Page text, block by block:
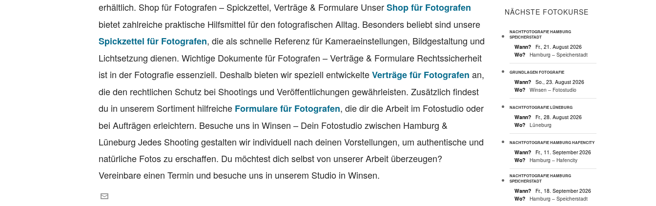
erhältlich. Shop für Fotografen – Spickzettel, Verträge & Formulare UnserShop für Fotografen
bietet zahlreiche praktische Hilfsmittel für den fotografischen Alltag. Besonders beliebt sind unsere
Spickzettel für Fotografen, die als schnelle Referenz für Kameraeinstellungen, Bildgestaltung und
Lichtsetzung dienen. Wichtige Dokumente für Fotografen – Verträge & Formulare Rechtssicherheit
ist in der Fotografie essenziell. Deshalb bieten wir speziell entwickelteVerträge für Fotografen an,
die den rechtlichen Schutz bei Shootings und Veröffentlichungen gewährleisten. Zusätzlich findest
du in unserem Sortiment hilfreiche Formulare für Fotografen, die dir die Arbeit im Fotostudio oder
bei Aufträgen erleichtern. Besuche uns in Winsen – Dein Fotostudio zwischen Hamburg &
Lüneburg Jedes Shooting gestalten wir individuell nach deinen Vorstellungen, um authentische und
natürliche Fotos zu erschaffen. Du möchtest dich selbst von unserer Arbeit überzeugen?
Vereinbare einen Termin und besuche uns in unserem Studio in Winsen.
NÄCHSTE FOTOKURSE
NACHTFOTOGRAFIE HAMBURG
SPEICHERSTADT
Wann?
Fr., 21. August 2026
Wo?
Hamburg – Speicherstadt
GRUNDLAGEN FOTOGRAFIE
Wann?
So., 23. August 2026
Wo?
Winsen – Fotostudio
NACHTFOTOGRAFIE LÜNEBURG
Wann?
Fr., 28. August 2026
Wo?
Lüneburg
NACHTFOTOGRAFIE HAMBURG HAFENCITY
Wann?
Fr., 11. September 2026
Wo?
Hamburg – Hafencity
NACHTFOTOGRAFIE HAMBURG
SPEICHERSTADT
Wann?
Fr., 18. September 2026
Wo?
Hamburg – Speicherstadt